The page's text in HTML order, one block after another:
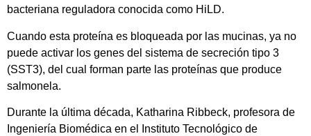
bacteriana reguladora conocida como HiLD.
Cuando esta proteína es bloqueada por las mucinas, ya no
puede activar los genes del sistema de secreción tipo 3
(SST3), del cual forman parte las proteínas que produce
salmonela.
Durante la última década, Katharina Ribbeck, profesora de
Ingeniería Biomédica en el Instituto Tecnológico de